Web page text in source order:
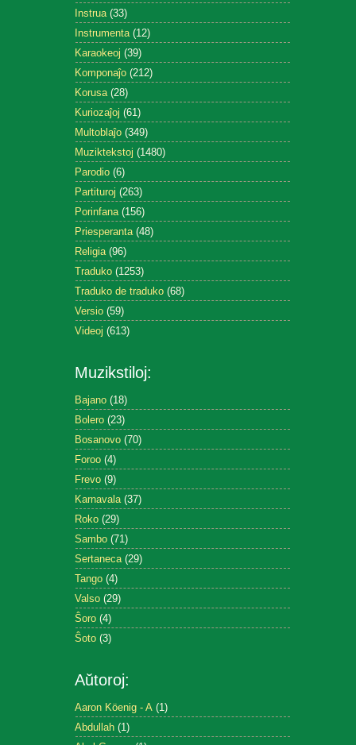
Instrua (33)
Instrumenta (12)
Karaokeoj (39)
Komponaĵo (212)
Korusa (28)
Kuriozaĵoj (61)
Multoblaĵo (349)
Muziktekstoj (1480)
Parodio (6)
Partituroj (263)
Porinfana (156)
Priesperanta (48)
Religia (96)
Traduko (1253)
Traduko de traduko (68)
Versio (59)
Videoj (613)
Muzikstiloj:
Bajano (18)
Bolero (23)
Bosanovo (70)
Foroo (4)
Frevo (9)
Karnavala (37)
Roko (29)
Sambo (71)
Sertaneca (29)
Tango (4)
Valso (29)
Ŝoro (4)
Ŝoto (3)
Aŭtoroj:
Aaron Köenig - A (1)
Abdullah (1)